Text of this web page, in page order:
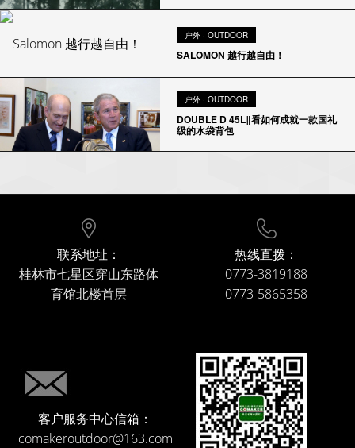
户外 · OUTDOOR
SALOMON 越行越自由！
户外 · OUTDOOR
DOUBLE D 45L‖看如何成就一款国礼
级的水袋背包
联系地址：
桂林市七星区穿山东路体
育馆北楼首层
热线直拨：
0773-3819188
0773-5865358
客户服务中心信箱：
comakeroutdoor@163.com